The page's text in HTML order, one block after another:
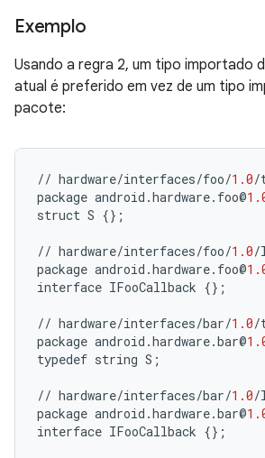
Exemplo
Usando a regra 2, um tipo importado
atual é preferido em vez de um tipo
pacote:
// hardware/interfaces/foo/1.0/
package android .hardware. foo@
struct S {};
// hardware/interfaces/foo/1.0/
package android .hardware. foo@
interface IFooCallback {};
// hardware/interfaces/bar/1.0/
package android .hardware.bar@
typedef string S ;
// hardware/interfaces/bar/1.0/
package android .hardware.bar@
interface IFooCallback {};